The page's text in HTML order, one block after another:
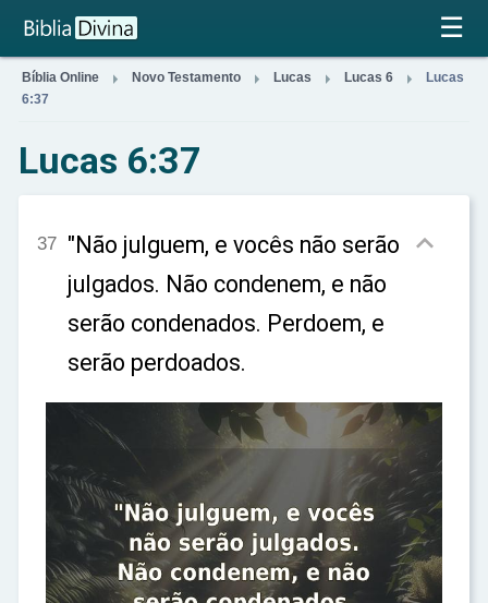
×
☰
Bíblia Online  Novo Testamento  Lucas  Lucas 6 
Lucas
6:37
Lucas 6:37
37 "Não julguem, e vocês não serão
julgados. Não condenem, e não
serão condenados. Perdoem, e
serão perdoados.
